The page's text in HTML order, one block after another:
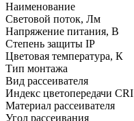
Наименование
Световой поток, Лм
Напряжение питания, В
Степень защиты IP
Цветовая температура, К
Тип монтажа
Вид рассеивателя
Индекс цветопередачи CRI
Материал рассеивателя
Угол рассеивания